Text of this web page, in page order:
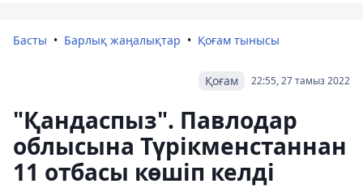
Басты Барлық жаңалықтар Қоғам тынысы
22:55, 27 тамыз 2022
Қоғам
"Қандаспыз". Павлодар
облысына Түрікменстаннан
11 отбасы көшіп келді